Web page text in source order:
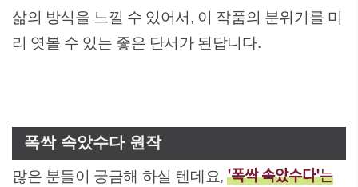
삶의 방식을 느낄 수 있어서, 이 작품의 분위기를 미
리 엿볼 수 있는 좋은 단서가 된답니다.
폭싹 속았수다 원작
많은 분들이 궁금해 하실 텐데요,'폭싹 속았수다'는